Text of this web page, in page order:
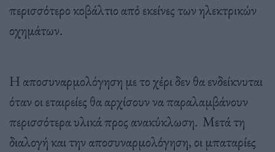
περισσότερο κοβάλτιο από εκείνες των ηλεκτρικών
οχημάτων.
Η αποσυναρμολόγηση με το χέρι δεν θα ενδείκνυται
όταν οι εταιρείες θα αρχίσουν να παραλαμβάνουν
περισσότερα υλικά προς ανακύκλωση. Μετά τη
διαλογή και την αποσυναρμολόγηση, οι μπαταρίες